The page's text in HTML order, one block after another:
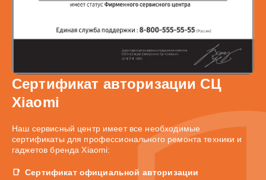
Сертификат авторизации СЦ
Xiaomi
Наш сервисный центр имеет все необходимые
сертификаты для профессионального ремонта техники и
гаджетов бренда Xiaomi:
Сертификат официальной авторизации